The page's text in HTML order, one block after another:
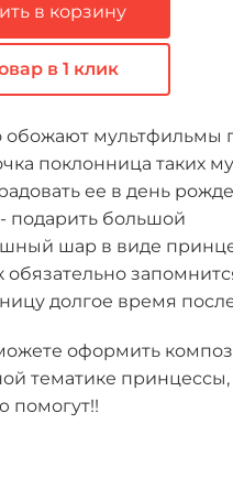
в корзину
в 1 клик
обожают мультфильмы
поклонница таких
ее в день
подарить большой
шар в виде
долгое время
оформить
тематике
помогут!!